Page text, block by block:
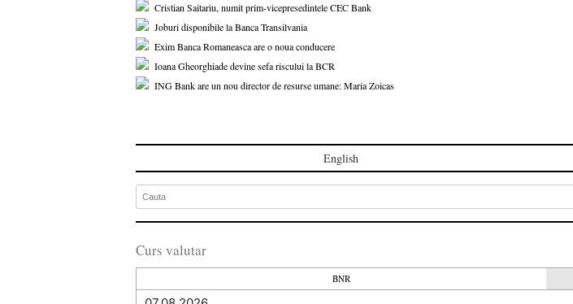
Cristian Saitariu, numit prim-vicepresedintele CEC Bank
Joburi disponibile la Banca Transilvania
Exim Banca Romaneasca are o noua conducere
Ioana Gheorghiade devine sefa riscului la BCR
ING Bank are un nou director de resurse umane: Maria Zoicas
English
Curs valutar
BNR